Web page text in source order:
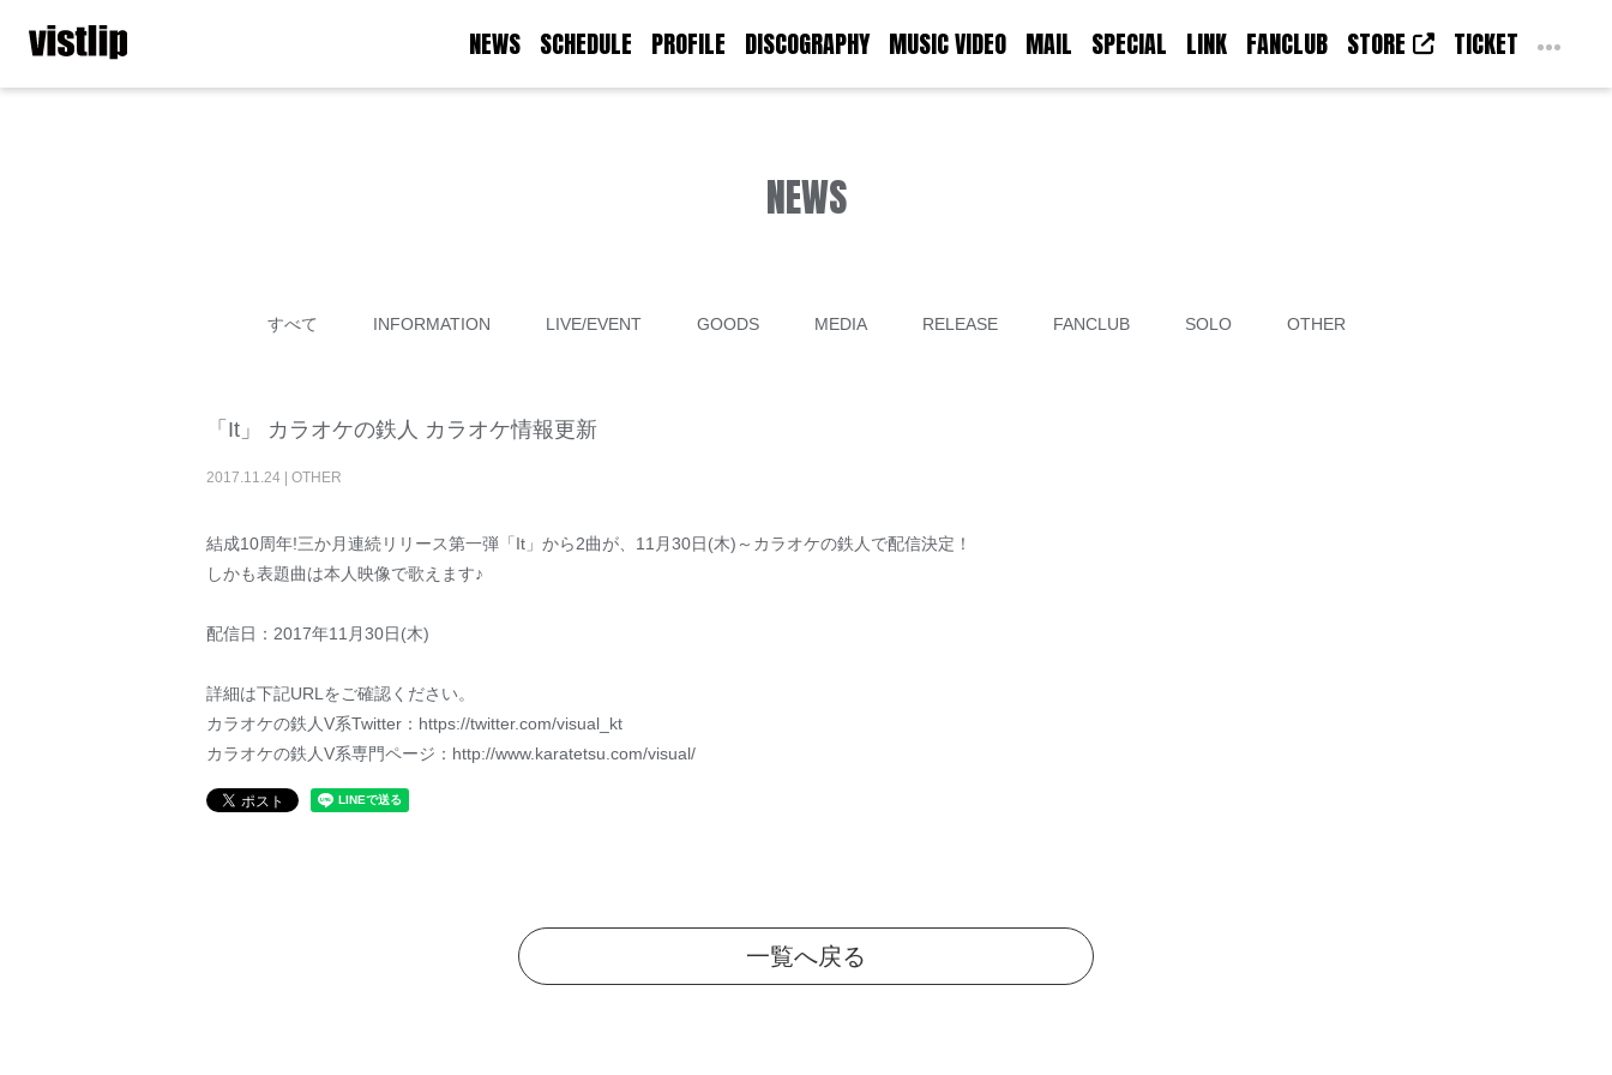
NEWS SCHEDULE PROFILE DISCOGRAPHY MUSIC VIDEO MAIL SPECIAL LINK FANCLUB STORE TICKET
NEWS
すべて INFORMATION LIVE/EVENT GOODS MEDIA RELEASE FANCLUB SOLO OTHER
「It」 カラオケの鉄人 カラオケ情報更新
2017.11.24 OTHER
結成10周年!三か月連続リリース第一弾「It」から2曲が、11月30日(木)～カラオケの鉄人で配信決定！
しかも表題曲は本人映像で歌えます♪
配信日：2017年11月30日(木)
詳細は下記URLをご確認ください。
カラオケの鉄人V系Twitter：https://twitter.com/visual_kt
カラオケの鉄人V系専門ページ：http://www.karatetsu.com/visual/
一覧へ戻る